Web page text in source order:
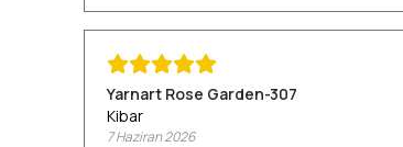
Yarnart Rose Garden-307
Kibar
7 Haziran 2026